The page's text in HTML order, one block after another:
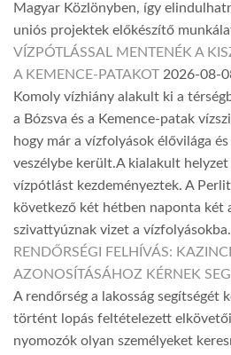
Magyar Közlönyben, így
uniós projektek előkészítő
VÍZPÓTLÁSSAL MENTENÉK A
A KEMENCE-PATAKOT 2026-08-
Komoly vízhiány alakult ki a
a Bózsva és a Kemence-patak
hogy már a vízfolyások élővilága
veszélybe került.A kialakult
vízpótlást kezdeményeztek. A
következő két hétben naponta két
szivattyúznak vizet a vízfolyásokba.
RENDŐRSÉGI FELHÍVÁS:
AZONOSÍTÁSÁHOZ KÉRNEK
A rendőrség a lakosság segítségét
történt lopás feltételezett
nyomozók olyan személyeket